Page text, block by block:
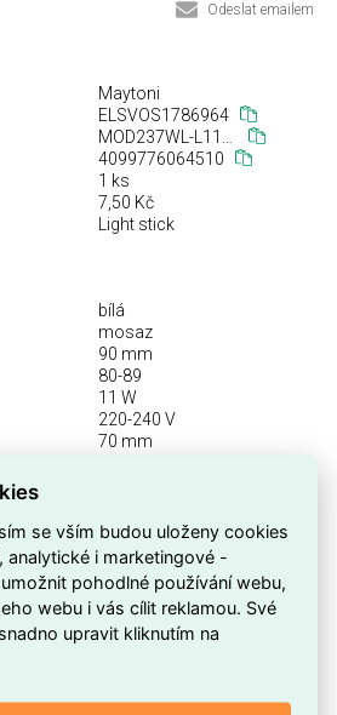
Odeslat emailem
Maytoni
ELSVOS1786964
MOD237WL-L11BS3K
4099776064510
1 ks
7,50 Kč
Light stick
bílá
mosaz
90 mm
80-89
11 W
220-240 V
70 mm
LED neměnitelný
3000 K
ano
90 mm
1
900 mm
se vším budou uloženy cookies
analytické i marketingové -
pohodlné používání webu,
webu i vás cílit reklamou. Své
upravit kliknutím na